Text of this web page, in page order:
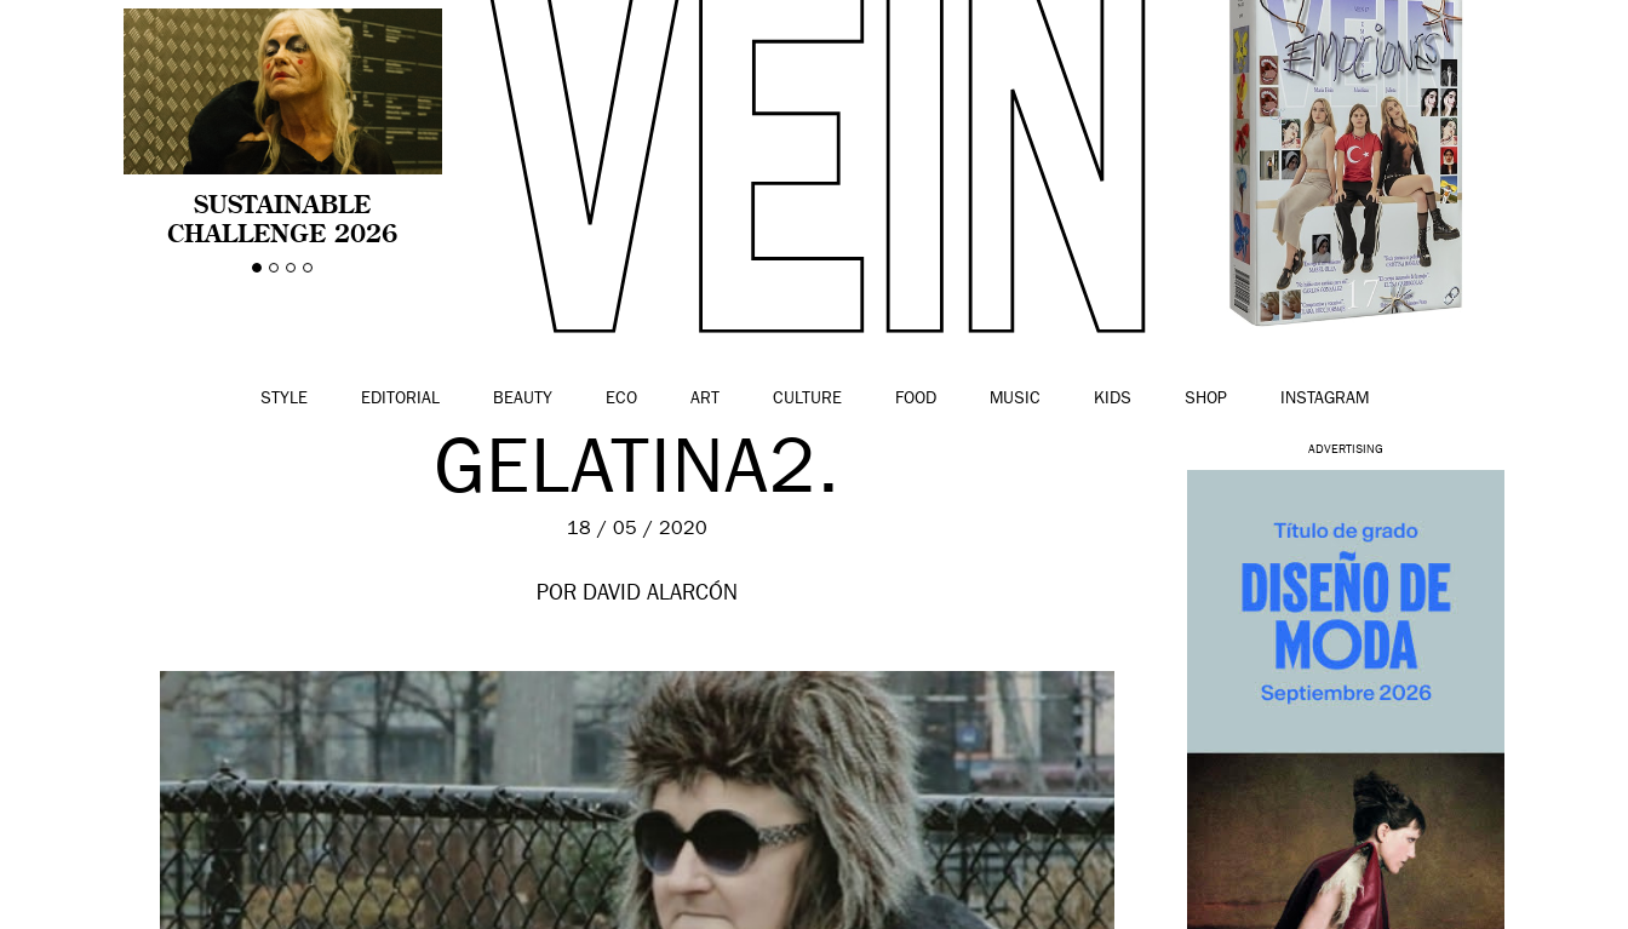
SUSTAINABLE
CHALLENGE 2026
CELEBRA LA
STYLE EDITORIAL BEAUTY ECO ART CULTURE FOOD MUSIC KIDS SHOP INSTAGRAM
GELATINA2.
18 / 05 / 2020
POR DAVID ALARCÓN
ADVERTISING